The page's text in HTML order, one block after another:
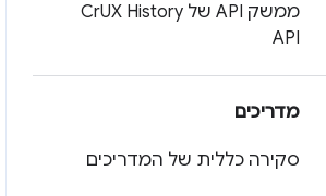
ממשק API של Cr
UX History
API
מדריכים
סקירה כללית של המדריכים